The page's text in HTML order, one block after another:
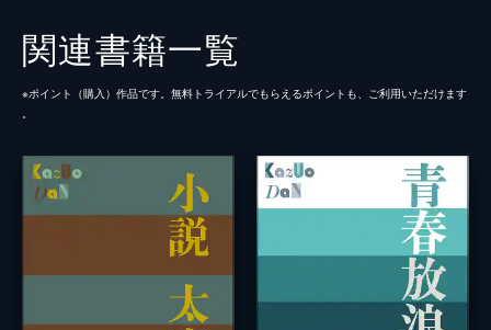
関連書籍一覧
※ポイント（購⼊）作品です。無料トライアルでもらえるポイントも、ご利⽤いただけます
。